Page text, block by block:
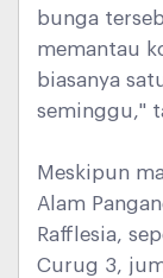
bunga
memantau
biasanya
seminggu,"
Meskipun
Alam
Rafflesia,
Curug 3,